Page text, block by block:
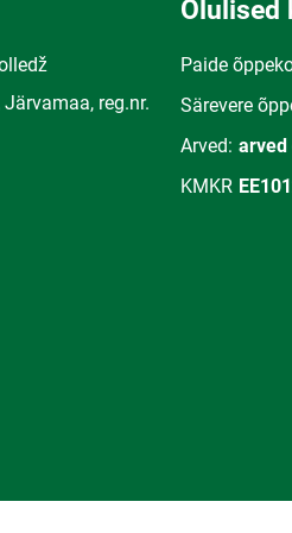
reg.nr.
Olulised
Paide
Särevere
Arved: arved
KMKR